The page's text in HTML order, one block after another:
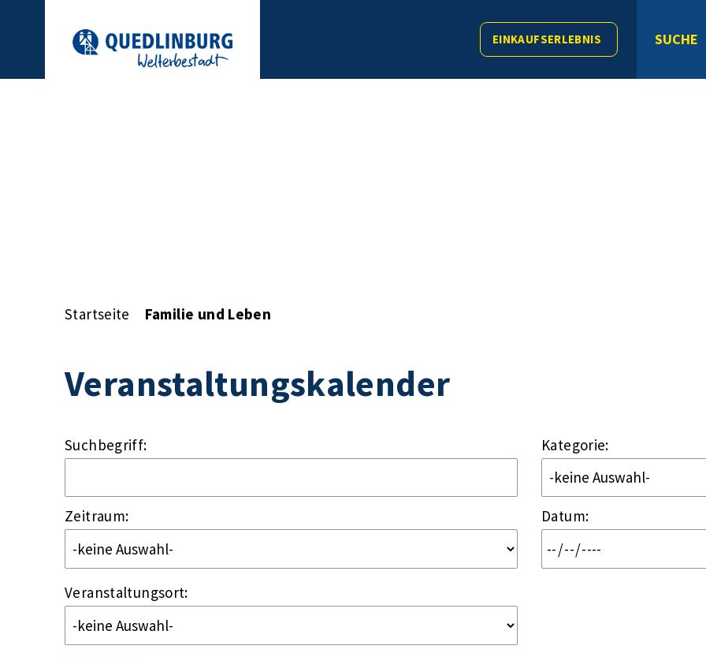
EINKAUFSERLEBNIS SUCHE
Startseite Familie und Leben
Veranstaltungskalender
Suchbegriff: Kategorie:
Zeitraum: Datum:
Veranstaltungsort: